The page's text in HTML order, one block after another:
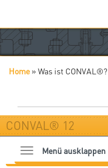
Sie sind hier
Home » Was ist CONVAL®?
CONVAL® 12
Menü ausklappen